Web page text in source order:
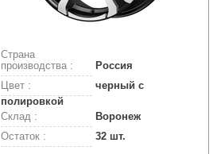
Страна
производства :
Россия
Цвет :
черный с
полировкой
Склад :
Воронеж
Остаток :
32 шт.